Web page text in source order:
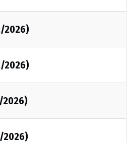
2026)
2026)
2026)
2026)